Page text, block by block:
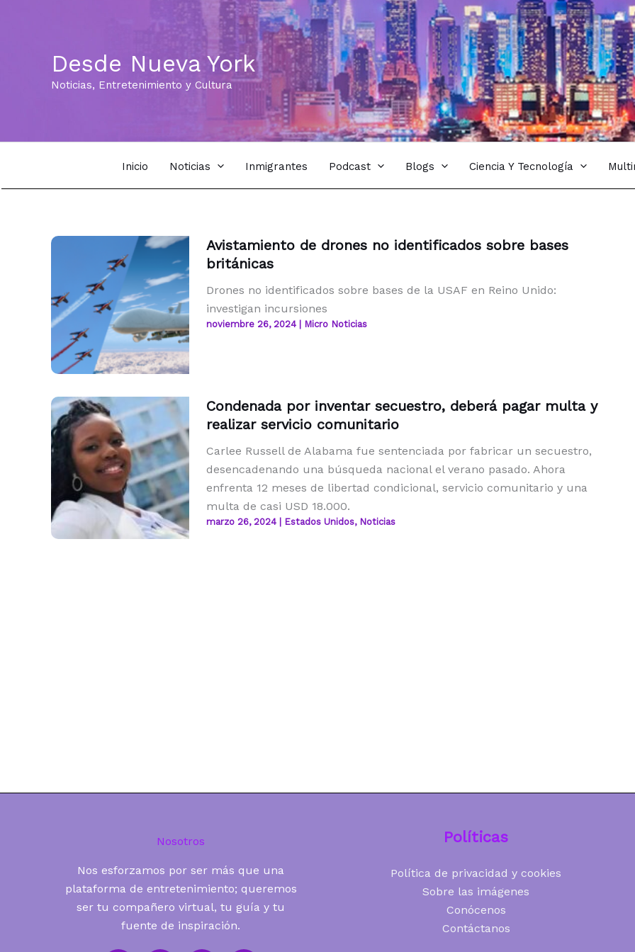
Desde Nueva York
Noticias, Entretenimiento y Cultura
Inicio Noticias Inmigrantes Podcast Blogs Ciencia Y Tecnología
Avistamiento de drones no identificados sobre bases
británicas
Drones no identificados sobre bases de la USAF en Reino Unido:
investigan incursiones
noviembre 26, 2024 Micro Noticias
Condenada por inventar secuestro, deberá pagar multa y
realizar servicio comunitario
Carlee Russell de Alabama fue sentenciada por fabricar un secuestro,
desencadenando una búsqueda nacional el verano pasado. Ahora
enfrenta 12 meses de libertad condicional, servicio comunitario y una
multa de casi USD 18.000.
marzo 26, 2024 Estados Unidos, Noticias
Nosotros
Nos esforzamos por ser más que una
plataforma de entretenimiento; queremos
ser tu compañero virtual, tu guía y tu
fuente de inspiración.
Políticas
Política de privacidad y cookies
Sobre las imágenes
Conócenos
Contáctanos